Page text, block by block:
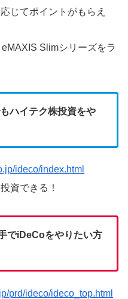
じてポイントがもらえ
Slimシリーズをラ
ハイテク株投資をや
ideco/index.html
資できる！
でiDeCoをやりたい方
prd/ideco/ideco_top.html